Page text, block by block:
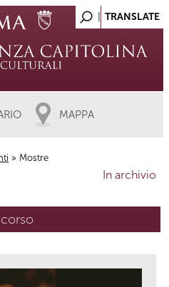
MAPPA
» Mostre
In archivio
(scheda attiva)